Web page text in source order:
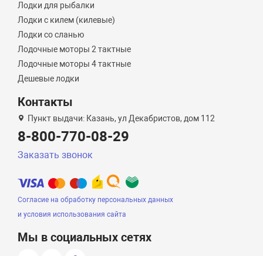
Лодки для рыбалки
Лодки с килем (килевые)
Лодки со сланью
Лодочные моторы 2 тактные
Лодочные моторы 4 тактные
Дешевые лодки
Контакты
Пункт выдачи: Казань, ул Декабристов, дом 112
8-800-770-08-29
Заказать звонок
Согласие на обработку персональных данных
и условия использования сайта
Мы в социальных сетях